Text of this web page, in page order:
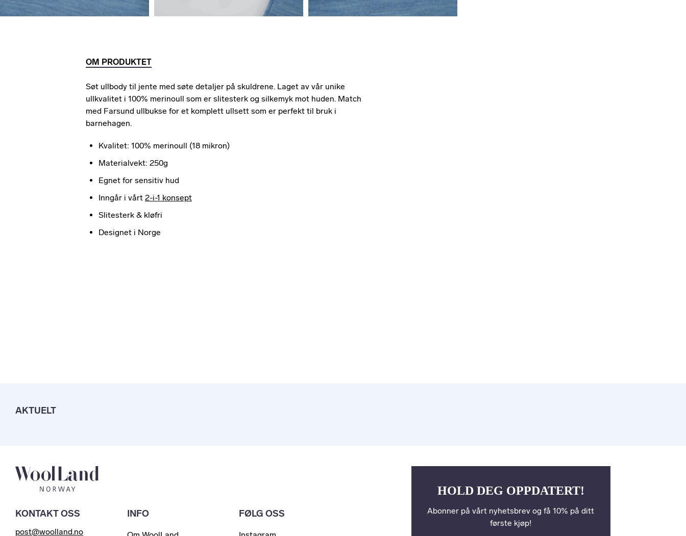
OM PRODUKTET
Søt ullbody til jente med søte detaljer på skuldrene. Laget av vår unike
ullkvalitet i 100% merinoull som er slitesterk og silkemyk mot huden. Match
med Farsund ullbukse for et komplett ullsett som er perfekt til bruk i
barnehagen.
Kvalitet: 100% merinoull (18 mikron)
Materialvekt: 250g
Egnet for sensitiv hud
Inngår i vårt 2-i-1 konsept
Slitesterk & kløfri
Designet i Norge
AKTUELT
HOLD DEG OPPDATERT!
Abonner på vårt nyhetsbrev og få 10% på ditt
første kjøp!
INFO
KONTAKT OSS
post@woolland.no
FØLG OSS